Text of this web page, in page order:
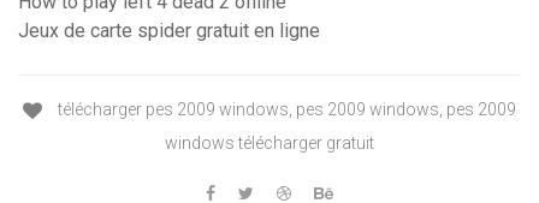
Jeux de carte spider gratuit en ligne
télécharger pes 2009 windows, pes 2009 windows, pes 2009
windows télécharger gratuit